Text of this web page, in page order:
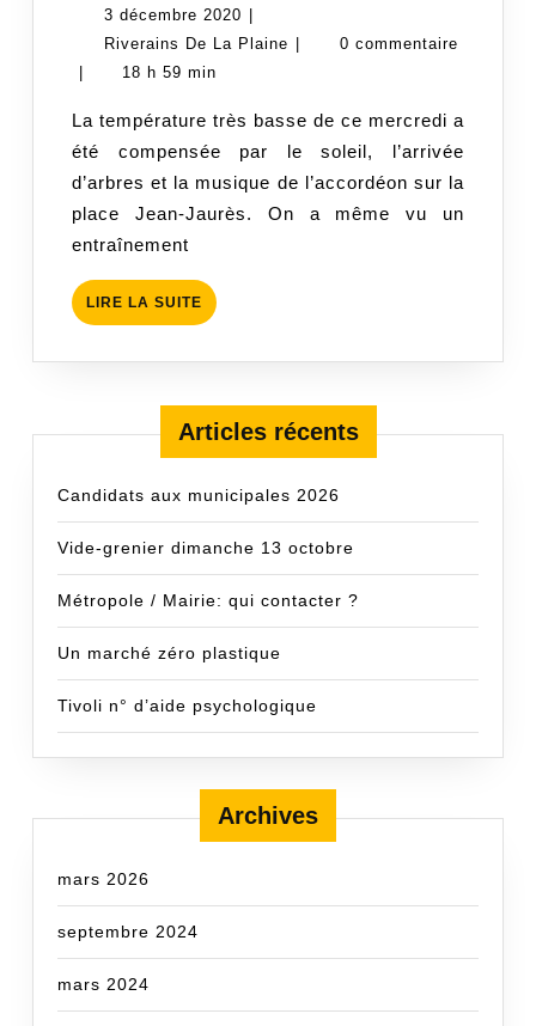
3 décembre 2020 3
décembre
Riverains De La Plaine Riverains
Plaine
0 commentaire
18 h 59 min
La température très basse de ce mercredi a
été compensée par le soleil, l’arrivée
d’arbres et la musique de l’accordéon sur la
place Jean-Jaurès. On a même vu un
entraînement
LIRE LA SUITE LIRE
LA
Articles récents
Candidats aux municipales 2026
Vide-grenier dimanche 13 octobre
Métropole / Mairie: qui contacter ?
Un marché zéro plastique
Tivoli n° d’aide psychologique
Archives
mars 2026
septembre 2024
mars 2024